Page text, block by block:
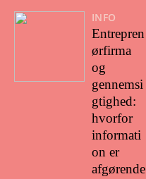
INFO
Entrepren
ørfirma
og
gennemsi
gtighed:
hvorfor
informati
on er
afgørende